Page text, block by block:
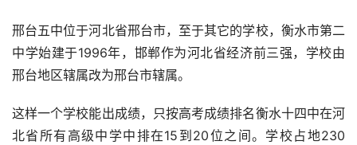
邢台五中位于河北省邢台市，至于其它的学校，衡水市第二
中学始建于1996年，邯郸作为河北省经济前三强，学校由
邢台地区辖属改为邢台市辖属。
这样一个学校能出成绩，只按高考成绩排名衡水十四中在河
北省所有高级中学中排在15到20位之间。学校占地230